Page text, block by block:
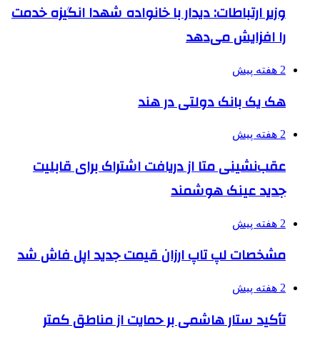
وزیر ارتباطات: دیدار با خانواده شهدا انگیزه خدمت
را افزایش می‌دهد
2 هفته پیش
هک یک بانک دولتی در هند
2 هفته پیش
عقب‌نشینی متا از دریافت اشتراک برای قابلیت
جدید عینک هوشمند
2 هفته پیش
مشخصات لپ تاپ ارزان قیمت جدید اپل فاش شد
2 هفته پیش
تأکید ستار هاشمی بر حمایت از مناطق کمتر